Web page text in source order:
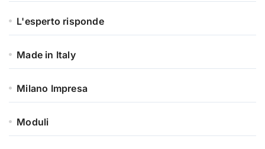
L'esperto risponde
Made in Italy
Milano Impresa
Moduli